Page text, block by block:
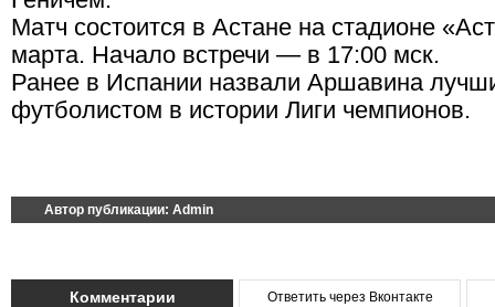
Матч состоится в Астане на стадионе
марта. Начало встречи — в 17:00 мск.
Ранее в Испании назвали Аршавина
футболистом в истории Лиги чемпионов.
Автор публикации: Admin
Комментарии Ответить через Вконтакте